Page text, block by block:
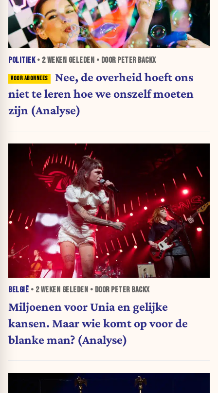
POLITIEK• 2 WEKEN GELEDEN • DOOR PETER BACKX
Nee, de overheid hoeft ons
niet te leren hoe we onszelf moeten
zijn (Analyse)
BELGIË • 2 WEKEN GELEDEN • DOOR PETER BACKX
Miljoenen voor Unia en gelijke
kansen. Maar wie komt op voor de
blanke man? (Analyse)